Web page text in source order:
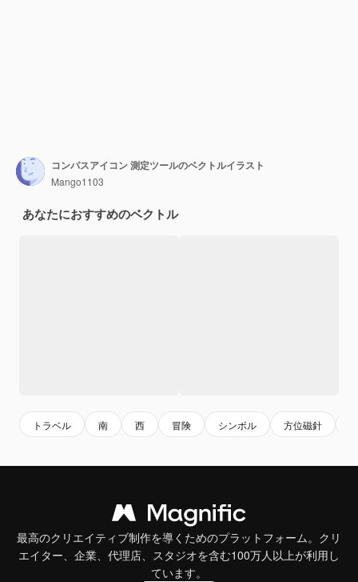
コンパスアイコン 測定ツールのベクトルイラスト
Mango1103
あなたにおすすめのベクトル
トラベル 南 西 冒険 シンボル 方位磁針
最高のクリエイティブ制作を導くためのプラットフォーム。クリ
エイター、企業、代理店、スタジオを含む100万人以上が利用し
ています。